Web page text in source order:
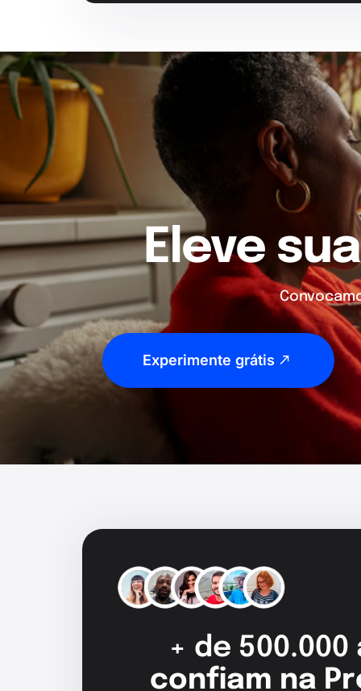
Eleve
Experimente grátis
+ de 500.000
confiam na